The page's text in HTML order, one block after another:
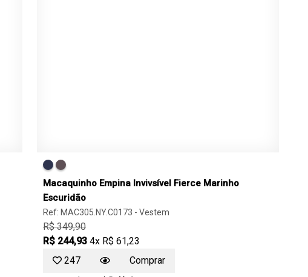
Macaquinho Empina Invivsível Fierce Marinho
Escuridão
Ref: MAC305.NY.C0173 - Vestem
R$ 349,90
R$ 244,93 4x R$ 61,23
247
Comprar